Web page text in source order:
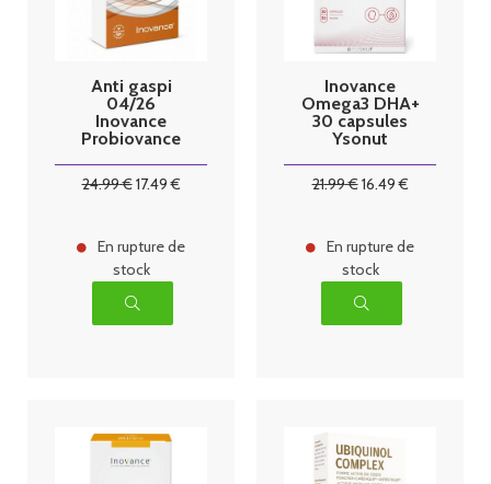
Anti gaspi
04/26
Inovance
Probiovance
24.99€17.49€
En rupture de
stock
Inovance
Omega3 DHA+
30 capsules
Ysonut
21.99€16.49€
En rupture de
stock